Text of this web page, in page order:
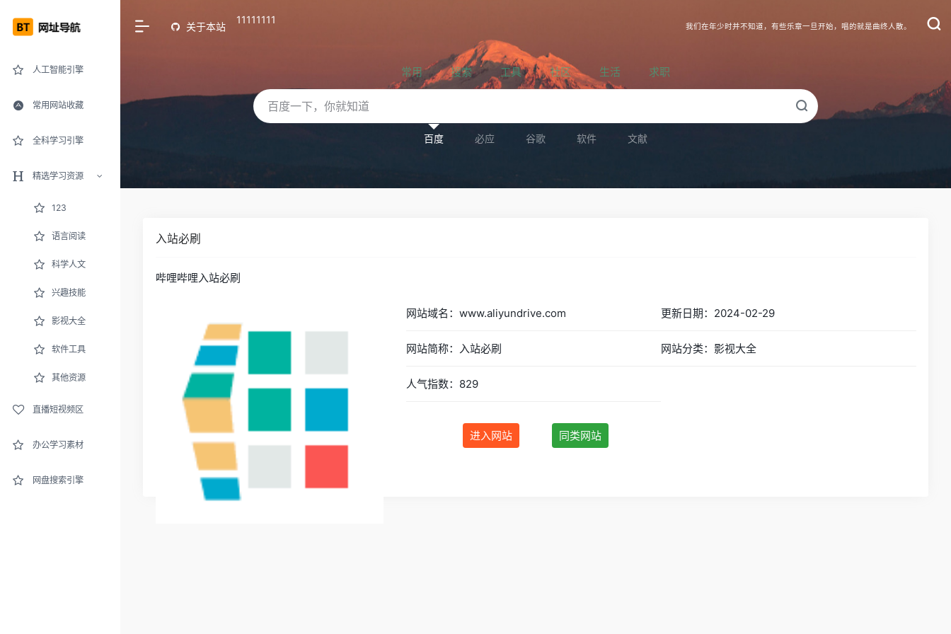
人工智能引擎
常用网站收藏
全科学习引擎
精选学习资源
123
语言阅读
科学人文
兴趣技能
影视大全
软件工具
其他资源
直播短视频区
办公学习素材
网盘搜索引擎
关于本站
11111111
我们在年少时并不知道，有些乐章一旦开始，唱的就是曲终人散。
常用 搜索 工具 社区 生活 求职
百度 必应 谷歌 软件 文献
入站必刷
哔哩哔哩入站必刷
网站域名：www.aliyundrive.com 更新日期：2024-02-29
网站简称：入站必刷 网站分类：影视大全
人气指数：829
进入网站 同类网站